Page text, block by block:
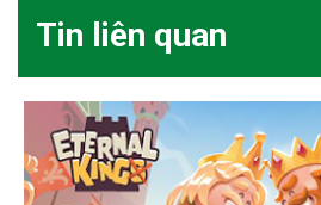
Tin liên quan